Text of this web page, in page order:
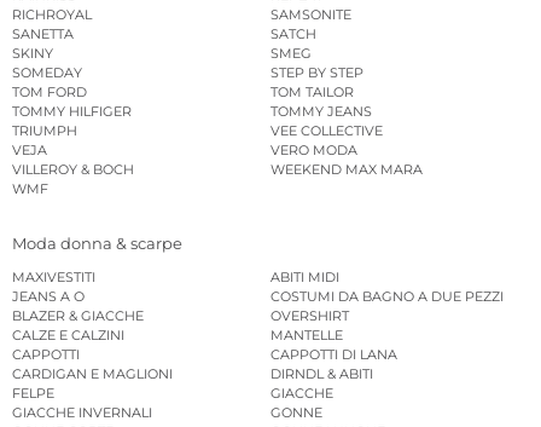
RICHROYAL
SAMSONITE
SANETTA
SATCH
SKINY
SMEG
SOMEDAY
STEP BY STEP
TOM FORD
TOM TAILOR
TOMMY HILFIGER
TOMMY JEANS
TRIUMPH
VEE COLLECTIVE
VEJA
VERO MODA
VILLEROY & BOCH
WEEKEND MAX MARA
WMF
Moda donna & scarpe
MAXIVESTITI
ABITI MIDI
JEANS A O
COSTUMI DA BAGNO A DUE PEZZI
BLAZER & GIACCHE
OVERSHIRT
CALZE E CALZINI
MANTELLE
CAPPOTTI
CAPPOTTI DI LANA
CARDIGAN E MAGLIONI
DIRNDL & ABITI
FELPE
GIACCHE
GIACCHE INVERNALI
GONNE